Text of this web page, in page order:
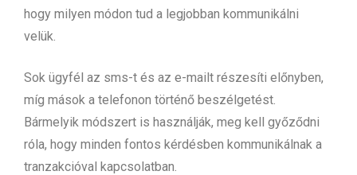
hogy milyen módon tud a legjobban kommunikálni
velük.
Sok ügyfél az sms-t és az e-mailt részesíti előnyben,
míg mások a telefonon történő beszélgetést.
Bármelyik módszert is használják, meg kell győződni
róla, hogy minden fontos kérdésben kommunikálnak a
tranzakcióval kapcsolatban.